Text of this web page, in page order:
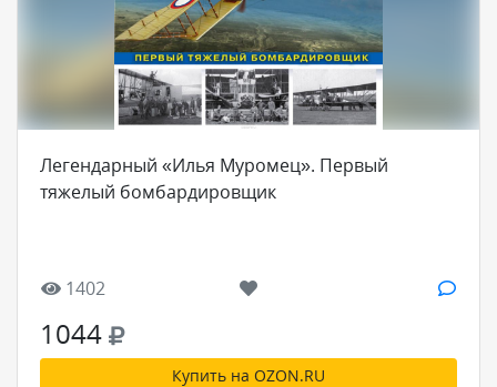
Легендарный «Илья Муромец». Первый
тяжелый бомбардировщик
1402
1044
Купить на OZON.RU